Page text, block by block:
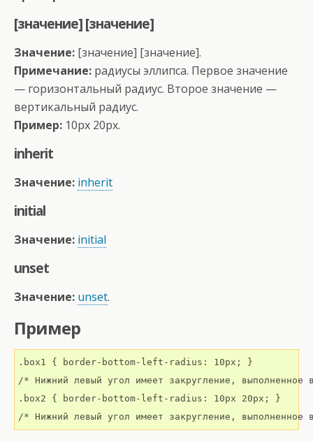
[значение] [значение]
Значение: [значение] [значение].
Примечание: радиусы эллипса. Первое значение
— горизонтальный радиус. Второе значение —
вертикальный радиус.
Пример: 10px 20px.
inherit
Значение: inherit
initial
Значение: initial
unset
Значение: unset.
Пример
.box1 { border-bottom-left-radius: 10px; }
/* Нижний левый угол имеет закругление,
.box2 { border-bottom-left-radius: 10px 20px; }
/* Нижний левый угол имеет закругление, выполненное